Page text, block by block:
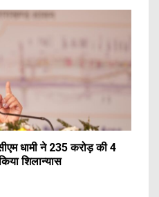
धामी ने 235 करोड़ की 4
शिलान्यास